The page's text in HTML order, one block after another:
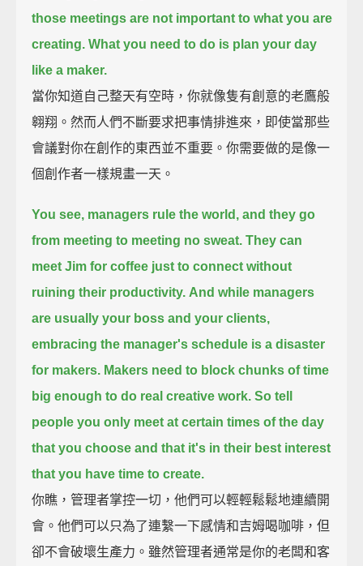
those meetings are not important to what you are
creating. What you need to do is plan your day
like a maker.
當你知道自己整天有空時，你就像隻有創意的老鷹般
翱翔。然而人們不斷要求把事情排進來，即使當那些
會議對你在創作的東西並不重要。你需要做的是像一
個創作者一樣規畫一天。
You see, managers rule the world, and they go
from meeting to meeting no sweat. They can
meet Jim for coffee just to connect without
ruining their productivity. And while managers
are usually your boss and your clients,
embracing the manager's schedule is a disaster
for makers. Makers need to block chunks of time
big enough to do real creative work. So tell
people you only meet at certain times of the day
that you choose and that it's in their best interest
that you have time to create.
你瞧，管理者掌控一切，他們可以輕輕鬆鬆地連續開
會。他們可以只為了連繫一下感情和吉姆喝咖啡，但
卻不會破壞生產力。雖然管理者通常是你的老闆和客